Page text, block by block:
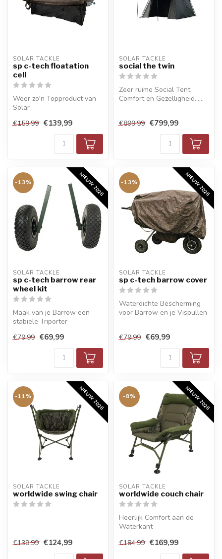
SOLAR TACKLE
sp c-tech floatation
cell
Weer zo'n Topproduct van
Solar
€159,99 €139,99
SOLAR TACKLE
social the twin
Zeer ruime Social Tent
Comfort en Gezelligheid......
€899,99 €799,99
NIEUW 2026
-13%
SOLAR TACKLE
sp c-tech barrow rear
wheel kit
Maak van je Barrow een
stabiele Triporter
€79,99 €69,99
NIEUW 2026
-13%
SOLAR TACKLE
sp c-tech barrow cover
Waterdichte Bescherming
voor Barrow en je Vispullen
€79,99 €69,99
NIEUW 2026
-11%
SOLAR TACKLE
worldwide swing chair
€139,99 €124,99
NIEUW 2026
-8%
SOLAR TACKLE
worldwide couch chair
Heerlijk Comfort aan de
Waterkant
€184,99 €169,99